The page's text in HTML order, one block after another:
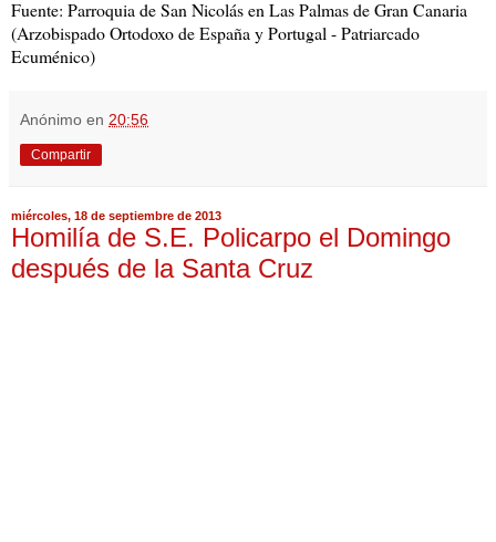
Fuente: Parroquia de San Nicolás en Las Palmas de Gran Canaria
(Arzobispado Ortodoxo de España y Portugal - Patriarcado
Ecuménico)
Anónimo en 20:56
Compartir
miércoles, 18 de septiembre de 2013
Homilía de S.E. Policarpo el Domingo
después de la Santa Cruz